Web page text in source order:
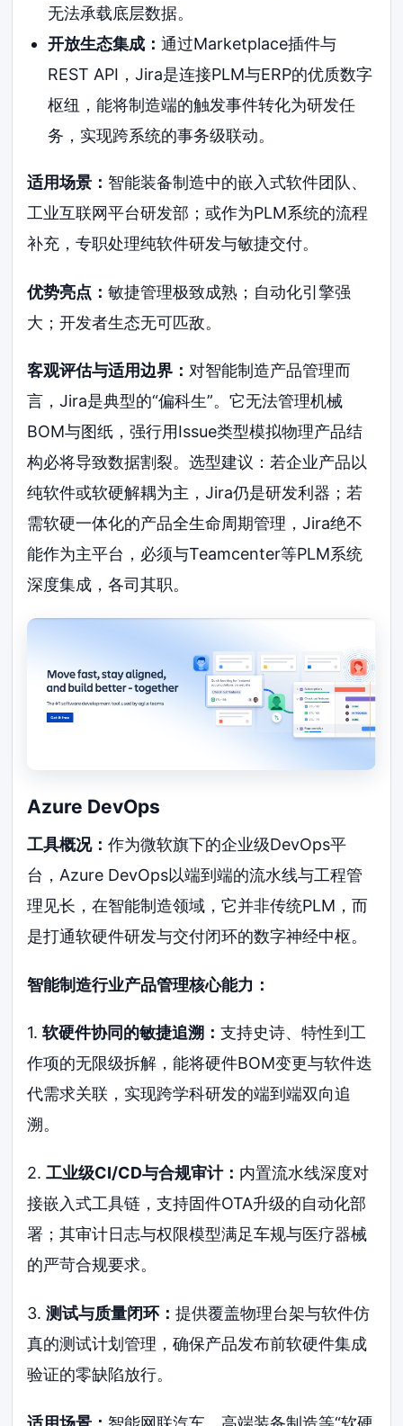
无法承载底层数据。
开放生态集成： 通过Marketplace插件与
REST API，Jira是连接PLM与ERP的优质数字
枢纽，能将制造端的触发事件转化为研发任
务，实现跨系统的事务级联动。
适用场景： 智能装备制造中的嵌入式软件团队、
工业互联网平台研发部；或作为PLM系统的流程
补充，专职处理纯软件研发与敏捷交付。
优势亮点：敏捷管理极致成熟；自动化引擎强
大；开发者生态无可匹敌。
客观评估与适用边界：对智能制造产品管理而
言，Jira是典型的“偏科生”。它无法管理机械
BOM与图纸，强行用Issue类型模拟物理产品结
构必将导致数据割裂。选型建议：若企业产品以
纯软件或软硬解耦为主，Jira仍是研发利器；若
需软硬一体化的产品全生命周期管理，Jira绝不
能作为主平台，必须与Teamcenter等PLM系统
深度集成，各司其职。
Azure DevOps
工具概况：作为微软旗下的企业级DevOps平
台，Azure DevOps以端到端的流水线与工程管
理见长，在智能制造领域，它并非传统PLM，而
是打通软硬件研发与交付闭环的数字神经中枢。
智能制造行业产品管理核心能力：
1.软硬件协同的敏捷追溯：支持史诗、特性到工
作项的无限级拆解，能将硬件BOM变更与软件迭
代需求关联，实现跨学科研发的端到端双向追
溯。
2.工业级CI/CD与合规审计： 内置流水线深度对
接嵌入式工具链，支持固件OTA升级的自动化部
署；其审计日志与权限模型满足车规与医疗器械
的严苛合规要求。
3.测试与质量闭环：提供覆盖物理台架与软件仿
真的测试计划管理，确保产品发布前软硬件集成
验证的零缺陷放行。